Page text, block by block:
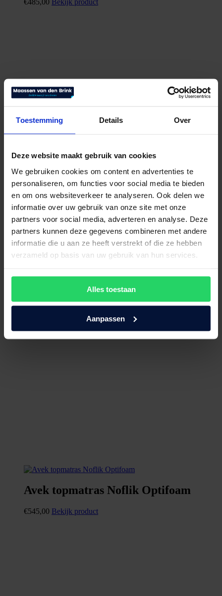
Toestemming Details Over
Deze website maakt gebruik van cookies
We gebruiken cookies om content en advertenties te
personaliseren, om functies voor social media te bieden
en om ons websiteverkeer te analyseren. Ook delen we
informatie over uw gebruik van onze site met onze
partners voor social media, adverteren en analyse. Deze
partners kunnen deze gegevens combineren met andere
informatie die u aan ze heeft verstrekt of die ze hebben
verzameld op basis van uw gebruik van hun services.
Alles toestaan
Aanpassen
Avek topmatras Simmer Innerzone
latex
Avek topmatras Noflik Optifoam
€545,00 Bekijk product